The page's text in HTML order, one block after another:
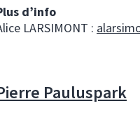
d’info
LARSIMONT :
Pauluspark